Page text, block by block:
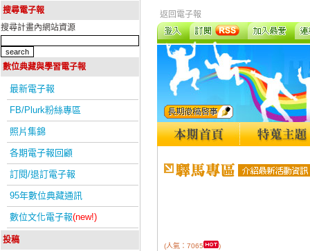
搜尋電子報
搜尋計畫內網站資源
數位典藏與學習電子報
最新電子報
FB/Plurk粉絲專區
照片集錦
各期電子報回顧
訂閱/退訂電子報
95年數位典藏通訊
數位文化電子報(new!)
投稿
返回電子報
(人氣：7065 )